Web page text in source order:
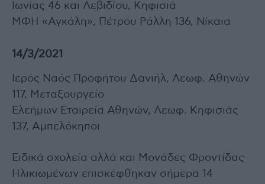
Ιωνίας 46 και Λεβιδίου, Κηφισιά
ΜΦΗ «Αγκάλη», Πέτρου Ράλλη 136, Νίκαια
14/3/2021
Ιερός Ναός Προφήτου Δανιήλ, Λεωφ. Αθηνών
117, Μεταξουργείο
Ελεήμων Εταιρεία Αθηνών, Λεωφ. Κηφισιάς
137, Αμπελόκηποι
Ειδικά σχολεία αλλά και Μονάδες Φροντίδας
Ηλικιωμένων επισκέφθηκαν σήμερα 14